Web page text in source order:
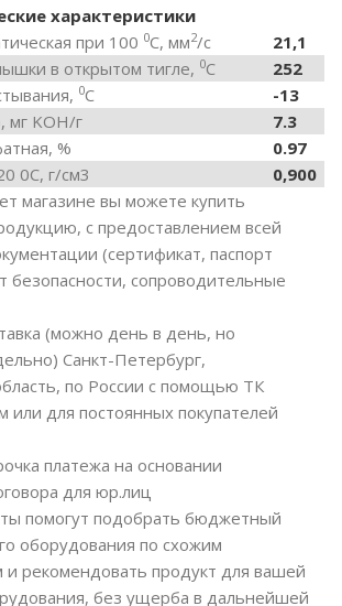
характеристики
при 100 0С, мм2/с
21,1
в открытом тигле, 0С
252
0С
-13
мг KOH/г
7.3
%
0.97
0С, г/см3
0,900
магазине вы можете купить
с предоставлением всей
(сертификат, паспорт
безопасности, сопроводительные
(можно день в день, но
Санкт-Петербург,
по России с помощью ТК
или для постоянных покупателей
платежа на основании
для юр.лиц
помогут подобрать бюджетный
оборудования по схожим
и рекомендовать продукт для вашей
без ущерба в дальнейшей